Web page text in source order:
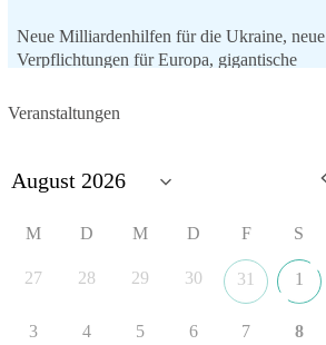
Neue Milliardenhilfen für die Ukraine, neue
Verpflichtungen für Europa, gigantische
Verteidigungsindustrie, Modernisierung der
Forderung, der Iran dürfe keine Kernwaffe
friedensorientierte Politik?
Veranstaltungen
M D M D F S
27 28 29 30 31 1
3 4 5 6 7 8